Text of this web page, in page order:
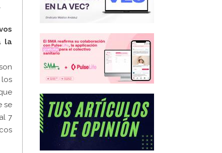
la
se
7